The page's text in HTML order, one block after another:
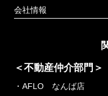
会社情報
＜不動産仲介部門＞
・AFLO なんば店